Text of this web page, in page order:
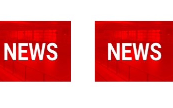
Spielabsage:
RSV 3.
Herren
gegen TuS
Anröchte
Testspiele
im
Seniorenbereich